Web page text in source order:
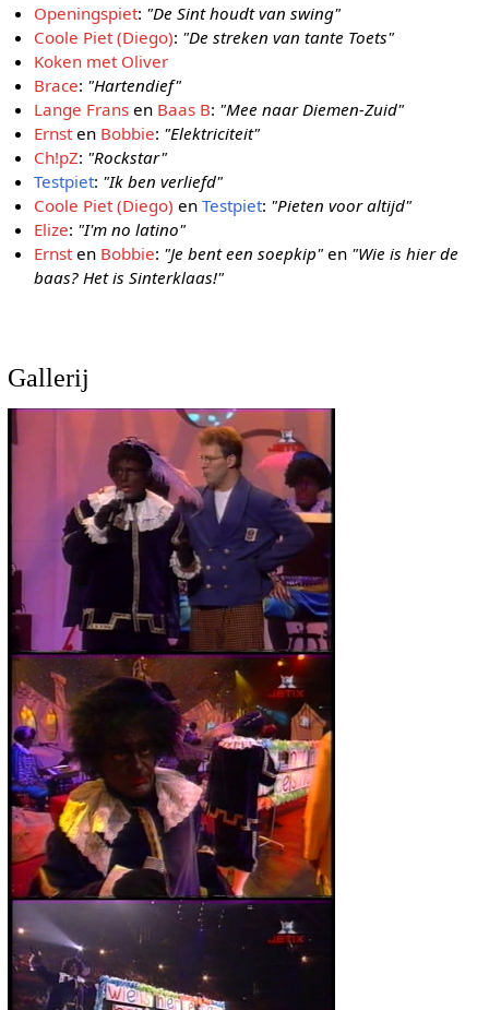
Openingspiet: "De Sint houdt van swing"
Coole Piet (Diego): "De streken van tante Toets"
Koken met Oliver
Brace: "Hartendief"
Lange Frans en Baas B: "Mee naar Diemen-Zuid"
Ernst en Bobbie: "Elektriciteit"
Ch!pZ: "Rockstar"
Testpiet: "Ik ben verliefd"
Coole Piet (Diego) enTestpiet: "Pieten voor altijd"
Elize: "I'm no latino"
Ernst en Bobbie: "Je bent een soepkip" en "Wie is hier de
baas? Het is Sinterklaas!"
Gallerij